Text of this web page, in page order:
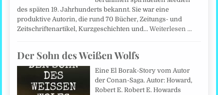
des späten 19. Jahrhunderts bekannt. Sie war eine
produktive Autorin, die rund 70 Bücher, Zeitungs- und
Zeitschriftenartikel, Kurzgeschichten und…Weiterlesen …
Der Sohn des Weißen Wolfs
Eine El Borak-Story vom Autor
der Conan-Saga. Autor: Howard,
Robert E. Robert E. Howards